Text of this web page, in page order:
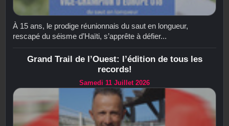
À 15 ans, le prodige réunionnais du saut en longueur,
rescapé du séisme d’Haïti, s’apprête à défier...
Grand Trail de l’Ouest: l’édition de tous les
records!
Samedi 11 Juillet 2026